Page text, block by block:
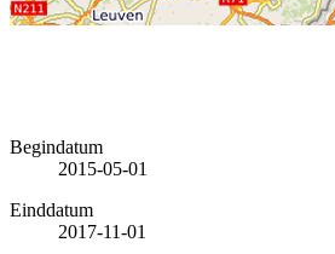
Begindatum
2015-05-01
Einddatum
2017-11-01